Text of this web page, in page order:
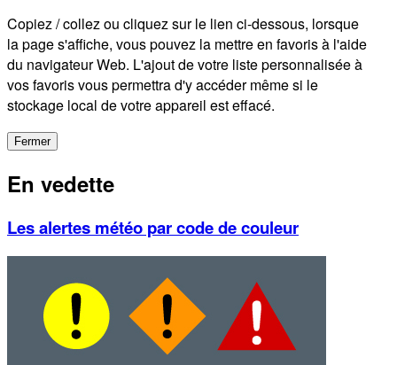
Copiez / collez ou cliquez sur le lien ci-dessous, lorsque
la page s'affiche, vous pouvez la mettre en favoris à l'aide
du navigateur Web. L'ajout de votre liste personnalisée à
vos favoris vous permettra d'y accéder même si le
stockage local de votre appareil est effacé.
Fermer
En vedette
Les alertes météo par code de couleur